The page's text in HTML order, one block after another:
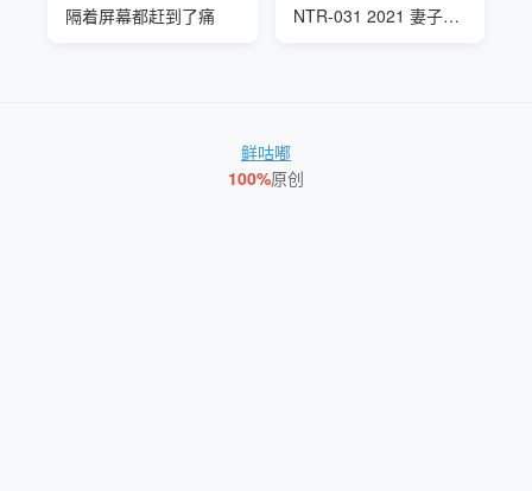
隔着屏幕都赶到了痛 NTR-031 2021 妻子出轨老公出轨对象的老公
鲜咕嘟
100%原创